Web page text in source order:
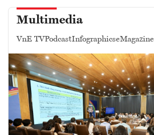
Multimedia
VnE TVPodcastInfographicseMagazine